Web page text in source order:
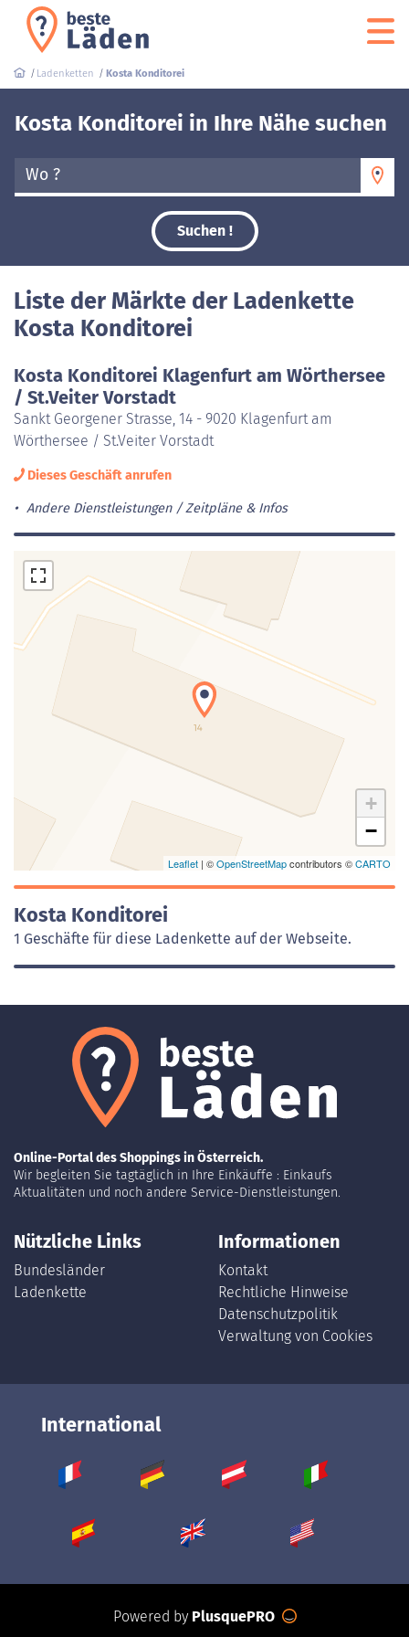
Ladenketten Kosta Konditorei
Kosta Konditorei in Ihre Nähe suchen
Wo ?
Suchen !
Liste der Märkte der Ladenkette
Kosta Konditorei
Kosta Konditorei Klagenfurt am Wörthersee
/ St.Veiter Vorstadt
Sankt Georgener Strasse, 14 - 9020 Klagenfurt am
Wörthersee / St.Veiter Vorstadt
Dieses Geschäft anrufen
Andere Dienstleistungen Zeitpläne & Infos
Laden der Karte...
+
−
Leaflet | ©OpenStreetMapcontributors ©CARTO
Kosta Konditorei
1 Geschäfte für diese Ladenkette auf der Webseite.
Online-Portal des Shoppings in Österreich.
Wir begleiten Sie tagtäglich in Ihre Einkäuffe : Einkaufs
Aktualitäten und noch andere Service-Dienstleistungen.
Nützliche Links
Bundesländer
Ladenkette
Informationen
Kontakt
Rechtliche Hinweise
Datenschutzpolitik
Verwaltung von Cookies
International
Powered by PlusquePRO